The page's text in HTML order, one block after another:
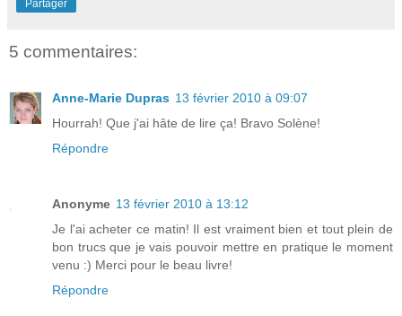
Partager
5 commentaires:
Anne-Marie Dupras 13 février 2010 à 09:07
Hourrah! Que j'ai hâte de lire ça! Bravo Solène!
Répondre
Anonyme 13 février 2010 à 13:12
Je l'ai acheter ce matin! Il est vraiment bien et tout plein de
bon trucs que je vais pouvoir mettre en pratique le moment
venu :) Merci pour le beau livre!
Répondre